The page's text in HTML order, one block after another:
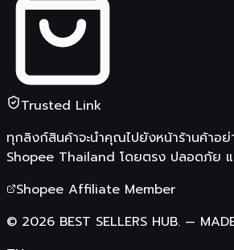
Trusted Link
ทุกลิงก์สินค้าจะนำคุณไปยังหน้าร้านค้าอย่
Shopee Thailand โดยตรง ปลอดภัย แ
Shopee Affiliate Member
© 2026 BEST SELLERS HUB. —